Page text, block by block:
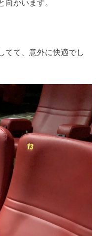
向かいます。
てて、意外に快適でし